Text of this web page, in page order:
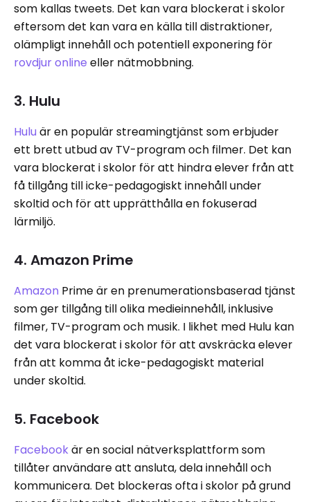
som kallas tweets. Det kan vara blockerat i skolor
eftersom det kan vara en källa till distraktioner,
olämpligt innehåll och potentiell exponering för
rovdjur online eller nätmobbning.
3. Hulu
Hulu är en populär streamingtjänst som erbjuder
ett brett utbud av TV-program och filmer. Det kan
vara blockerat i skolor för att hindra elever från att
få tillgång till icke-pedagogiskt innehåll under
skoltid och för att upprätthålla en fokuserad
lärmiljö.
4. Amazon Prime
Amazon Prime är en prenumerationsbaserad tjänst
som ger tillgång till olika medieinnehåll, inklusive
filmer, TV-program och musik. I likhet med Hulu kan
det vara blockerat i skolor för att avskräcka elever
från att komma åt icke-pedagogiskt material
under skoltid.
5. Facebook
Facebookär en social nätverksplattform som
tillåter användare att ansluta, dela innehåll och
kommunicera. Det blockeras ofta i skolor på grund